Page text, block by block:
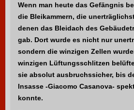
Wenn man heute das Gefängnis
die Bleikammern, die
denen das Bleidach des
gab. Dort wurde es nicht nur
sondern die winzigen Zellen
winzigen Lüftungsschlitzen
sie absolut ausbruchssicher, bis
Insasse -Giacomo Casanova-
konnte.